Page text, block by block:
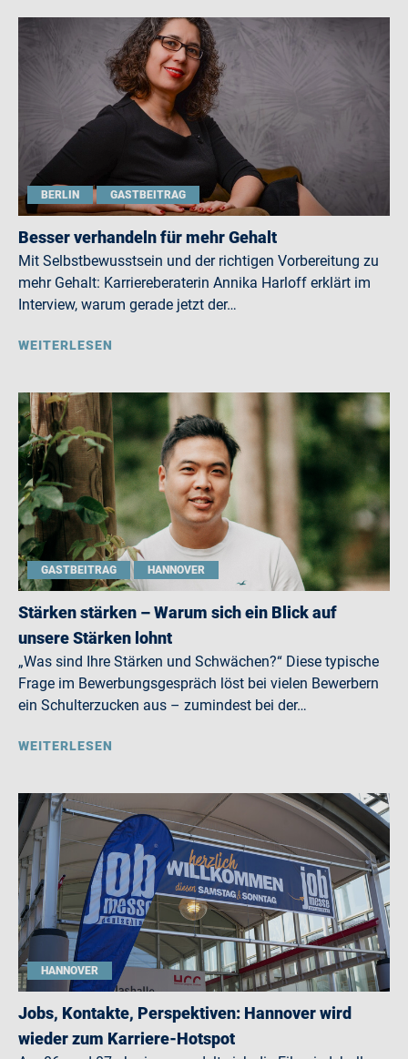
BERLIN GASTBEITRAG
Besser verhandeln für mehr Gehalt
Mit Selbstbewusstsein und der richtigen Vorbereitung zu
mehr Gehalt: Karriereberaterin Annika Harloff erklärt im
Interview, warum gerade jetzt der…
WEITERLESEN
GASTBEITRAG HANNOVER
Stärken stärken – Warum sich ein Blick auf
unsere Stärken lohnt
„Was sind Ihre Stärken und Schwächen?“ Diese typische
Frage im Bewerbungsgespräch löst bei vielen Bewerbern
ein Schulterzucken aus – zumindest bei der…
WEITERLESEN
HANNOVER
Jobs, Kontakte, Perspektiven: Hannover wird
wieder zum Karriere-Hotspot